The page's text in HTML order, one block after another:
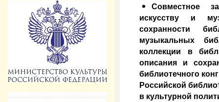
Совместное
искусству и
сохранности
музыкальных
коллекции в
описания и
библиотечного
Российской
в культурной